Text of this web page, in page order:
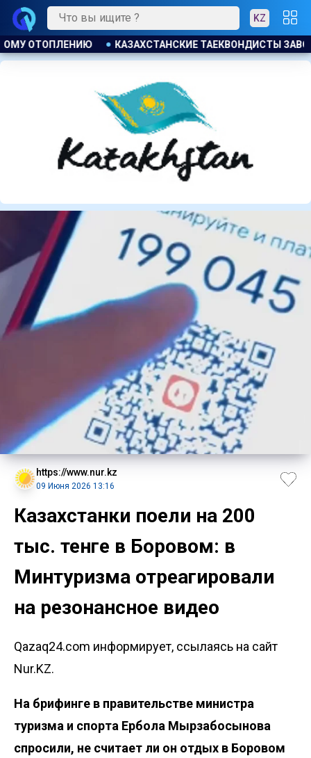
KZ
ЗАВОЕВАЛИ ЧЕТЫРЕ МЕДАЛИ НА ТУРНИРЕ В ИНДОНЕЗИИ
https://www.nur.kz
09 Июня 2026 13:16
Казахстанки поели на 200
тыс. тенге в Боровом: в
Минтуризма отреагировали
на резонансное видео
Qazaq24.com информирует, ссылаясь на сайт
Nur.KZ.
На брифинге в правительстве министра
туризма и спорта Ербола Мырзабосынова
спросили, не считает ли он отдых в Боровом